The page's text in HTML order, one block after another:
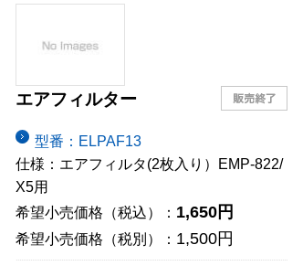
エアフィルター
型番：ELPAF13
仕様：エアフィルタ(2枚入り）EMP-822/
X5用
希望小売価格（税込）： 1,650円
希望小売価格（税別）： 1,500円